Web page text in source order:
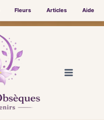
Fleurs Articles Aide